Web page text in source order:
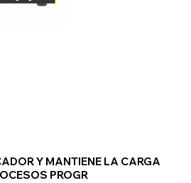
Y MANTIENE LA CARGA
PROGR